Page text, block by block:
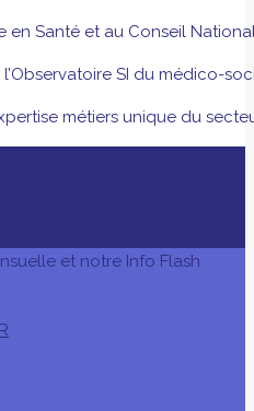
en Santé et au Conseil
l’Observatoire SI du médico-
métiers unique du
et notre Info Flash